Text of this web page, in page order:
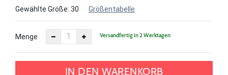
Gewählte Größe: 30 Größentabelle
Menge Versandfertig in 2 Werktagen
IN DEN WARENKORB